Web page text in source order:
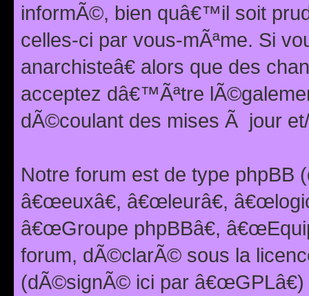
informÃ©, bien quâ€™il soit
celles-ci par vous-mÃªme. Si
anarchisteâ€ alors que des
acceptez dâ€™Ãªtre
dÃ©coulant des mises Ã jour
Notre forum est de type phpBB
â€œeuxâ€, â€œleurâ€,
â€œGroupe phpBBâ€,
forum, dÃ©clarÃ© sous la
(dÃ©signÃ© ici par